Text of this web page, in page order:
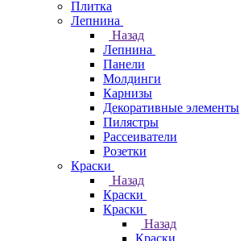
Плитка
Лепнина
Назад
Лепнина
Панели
Молдинги
Карнизы
Декоративные элементы
Пилястры
Рассеиватели
Розетки
Краски
Назад
Краски
Краски
Назад
Краски